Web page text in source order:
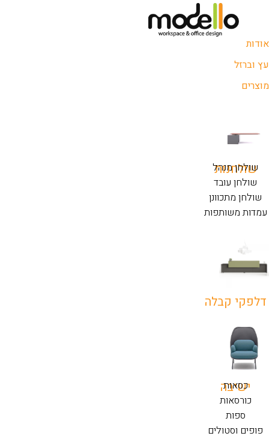
אודות
עץ וברזל
מוצרים
שולחנות
שולחן מנהל
שולחן עובד
שולחן מתכוונן
עמדות משותפות
דלפקי קבלה
ישיבה
כסאות
כורסאות
ספות
פופים וסטולים